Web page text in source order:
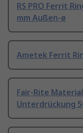
RS PRO Ferrit
mm Außen-ø
Ametek Ferrit
Fair-Rite
Unterdrückung